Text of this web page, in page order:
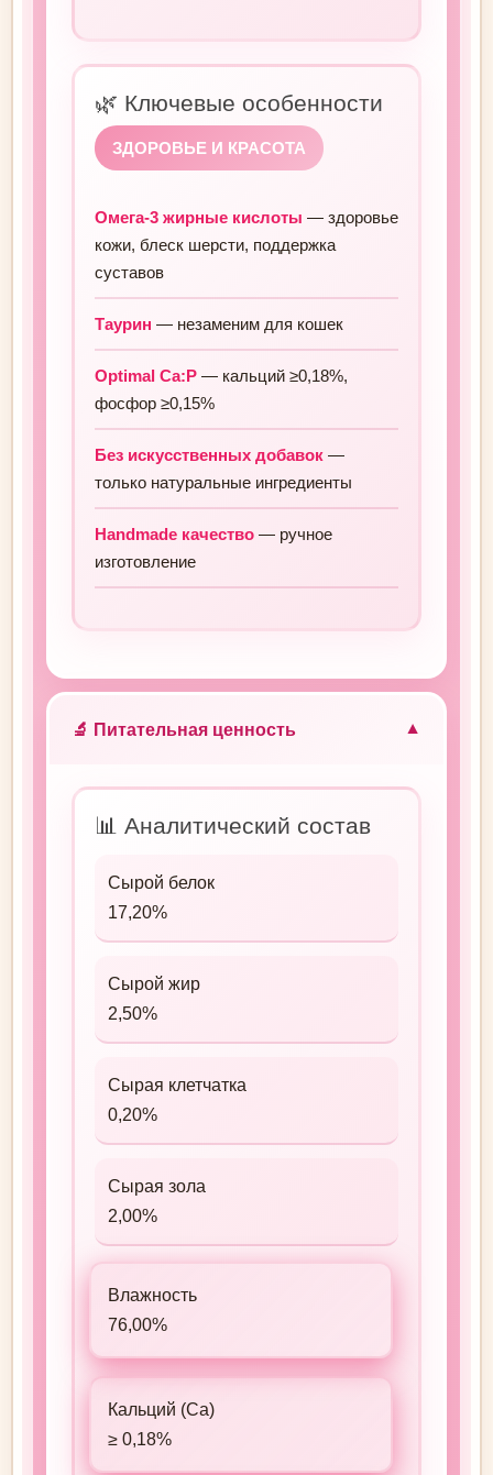
🌿 Ключевые особенности
ЗДОРОВЬЕ И КРАСОТА
Омега-3 жирные кислоты — здоровье
кожи, блеск шерсти, поддержка
суставов
Таурин — незаменим для кошек
Optimal Ca:P — кальций ≥0,18%,
фосфор ≥0,15%
Без искусственных добавок —
только натуральные ингредиенты
Handmade качество — ручное
изготовление
🔬 Питательная ценность ▼
📊 Аналитический состав
Сырой белок
17,20%
Сырой жир
2,50%
Сырая клетчатка
0,20%
Сырая зола
2,00%
Влажность
76,00%
Кальций (Ca)
≥ 0,18%